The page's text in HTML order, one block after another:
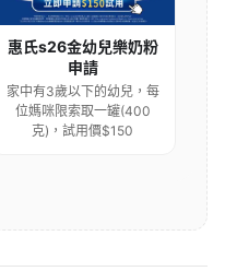
惠氏s26金幼兒樂奶粉
申請
家中有3歲以下的幼兒，每
位媽咪限索取一罐(400
克)，試用價$150